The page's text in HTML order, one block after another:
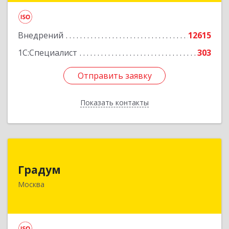
Внедрений
12615
1С:Специалист
303
Отправить заявку
Показать контакты
Подробнее
Отправить заявку
Назад
Градум
Москва
109147, Москва г, Марксистская ул, дом № 34,
Подробнее